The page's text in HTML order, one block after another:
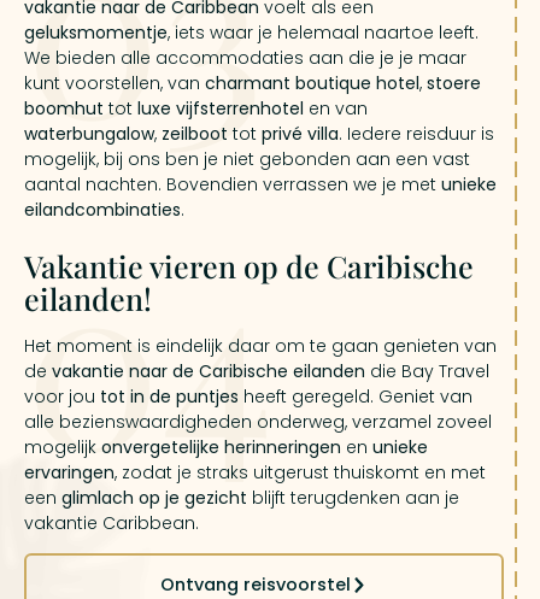
vakantie naar de Caribbean voelt als een
geluksmomentje, iets waar je helemaal naartoe leeft.
We bieden alle accommodaties aan die je je maar
kunt voorstellen, van charmant boutique hotel, stoere
boomhut tot luxe vijfsterrenhotel en van
waterbungalow, zeilboot tot privé villa. Iedere reisduur is
mogelijk, bij ons ben je niet gebonden aan een vast
aantal nachten. Bovendien verrassen we je met unieke
eilandcombinaties.
04
Vakantie vieren op de Caribische
eilanden!
Het moment is eindelijk daar om te gaan genieten van
de vakantie naar de Caribische eilanden die Bay Travel
voor jou tot in de puntjes heeft geregeld. Geniet van
alle bezienswaardigheden onderweg, verzamel zoveel
mogelijk onvergetelijke herinneringen en unieke
ervaringen, zodat je straks uitgerust thuiskomt en met
een glimlach op je gezicht blijft terugdenken aan je
vakantie Caribbean.
Ontvang reisvoorstel